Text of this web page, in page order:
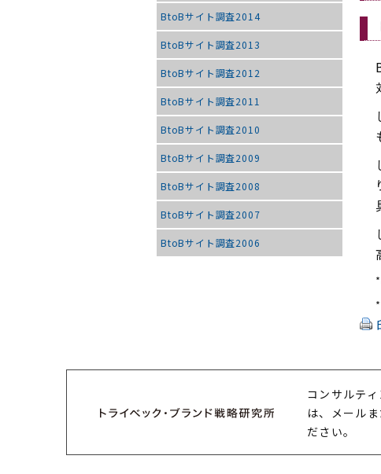
BtoBサイト調査2014
BtoBサイト調査2013
BtoBサイト調査2012
BtoBサイト調査2011
BtoBサイト調査2010
BtoBサイト調査2009
BtoBサイト調査2008
BtoBサイト調査2007
BtoBサイト調査2006
コンサルテ
は、メール
ださい。